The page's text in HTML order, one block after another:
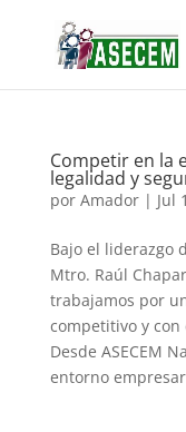
Competir en la
legalidad y
por Amador| Jul
Bajo el liderazgo
Mtro. Raúl
trabajamos por
competitivo y
Desde ASECEM
entorno